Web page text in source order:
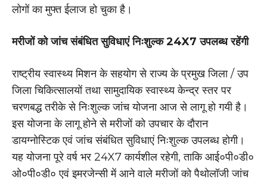
लोगों का मुफ्त ईलाज हो चुका है।
मरीजों को जांच संबंधित सुविधाएं निःशुल्क 24X7 उपलब्ध रहेंगी
राष्ट्रीय स्वास्थ्य मिशन के सहयोग से राज्य के प्रमुख जिला / उप
जिला चिकित्सालयों तथा सामुदायिक स्वास्थ्य केन्द्र स्तर पर
चरणबद्ध तरीके से निःशुल्क जांच योजना आज से लागू हो गयी है।
इस योजना के लागू होने से मरीजों को उपचार के दौरान
डायग्नोस्टिक एवं जांच संबंधित सुविधाएं निःशुल्क उपलब्ध होगी।
यह योजना पूरे वर्ष भर 24X7 कार्यशील रहेगी, ताकि आई०पी०डी०
ओ०पी०डी० एवं इमरजेन्सी में आने वाले मरीजों को पैथोलॉजी जांच